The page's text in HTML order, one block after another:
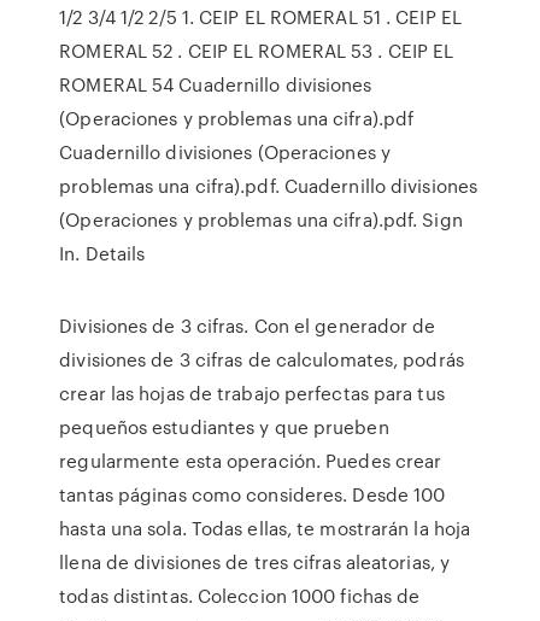
1/2 3/4 1/2 2/5 1. CEIP EL ROMERAL 51 . CEIP EL
ROMERAL 52 . CEIP EL ROMERAL 53 . CEIP EL
ROMERAL 54 Cuadernillo divisiones
(Operaciones y problemas una cifra).pdf
Cuadernillo divisiones (Operaciones y
problemas una cifra).pdf. Cuadernillo divisiones
(Operaciones y problemas una cifra).pdf. Sign
In. Details
Divisiones de 3 cifras. Con el generador de
divisiones de 3 cifras de calculomates, podrás
crear las hojas de trabajo perfectas para tus
pequeños estudiantes y que prueben
regularmente esta operación. Puedes crear
tantas páginas como consideres. Desde 100
hasta una sola. Todas ellas, te mostrarán la hoja
llena de divisiones de tres cifras aleatorias, y
todas distintas. Coleccion 1000 fichas de